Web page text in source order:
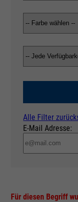
Alle Filter
E-Mail Adresse:
Für diesen Begriff